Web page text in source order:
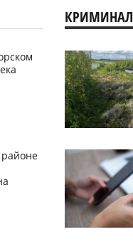
КРИМИНАЛ